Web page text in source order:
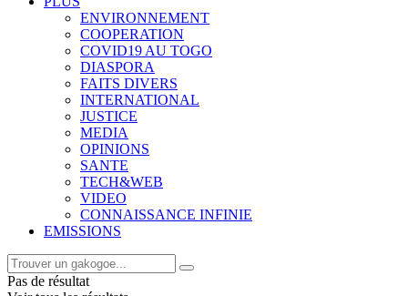
ENVIRONNEMENT
COOPERATION
COVID19 AU TOGO
DIASPORA
FAITS DIVERS
INTERNATIONAL
JUSTICE
MEDIA
OPINIONS
SANTE
TECH&WEB
VIDEO
CONNAISSANCE INFINIE
EMISSIONS
Pas de résultat